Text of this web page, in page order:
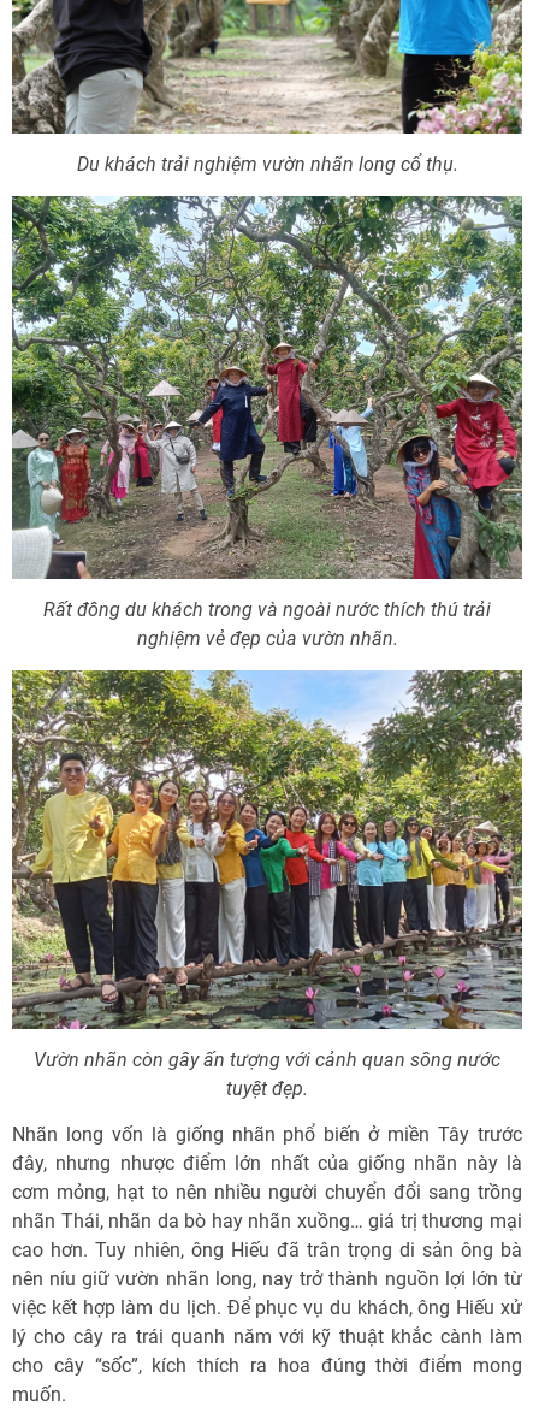
Du khách trải nghiệm vườn nhãn long cổ thụ.
Rất đông du khách trong và ngoài nước thích thú trải
nghiệm vẻ đẹp của vườn nhãn.
Vườn nhãn còn gây ấn tượng với cảnh quan sông nước
tuyệt đẹp.
Nhãn long vốn là giống nhãn phổ biến ở miền Tây trước
đây, nhưng nhược điểm lớn nhất của giống nhãn này là
cơm mỏng, hạt to nên nhiều người chuyển đổi sang trồng
nhãn Thái, nhãn da bò hay nhãn xuồng… giá trị thương mại
cao hơn. Tuy nhiên, ông Hiếu đã trân trọng di sản ông bà
nên níu giữ vườn nhãn long, nay trở thành nguồn lợi lớn từ
việc kết hợp làm du lịch. Để phục vụ du khách, ông Hiếu xử
lý cho cây ra trái quanh năm với kỹ thuật khắc cành làm
cho cây “sốc”, kích thích ra hoa đúng thời điểm mong
muốn.